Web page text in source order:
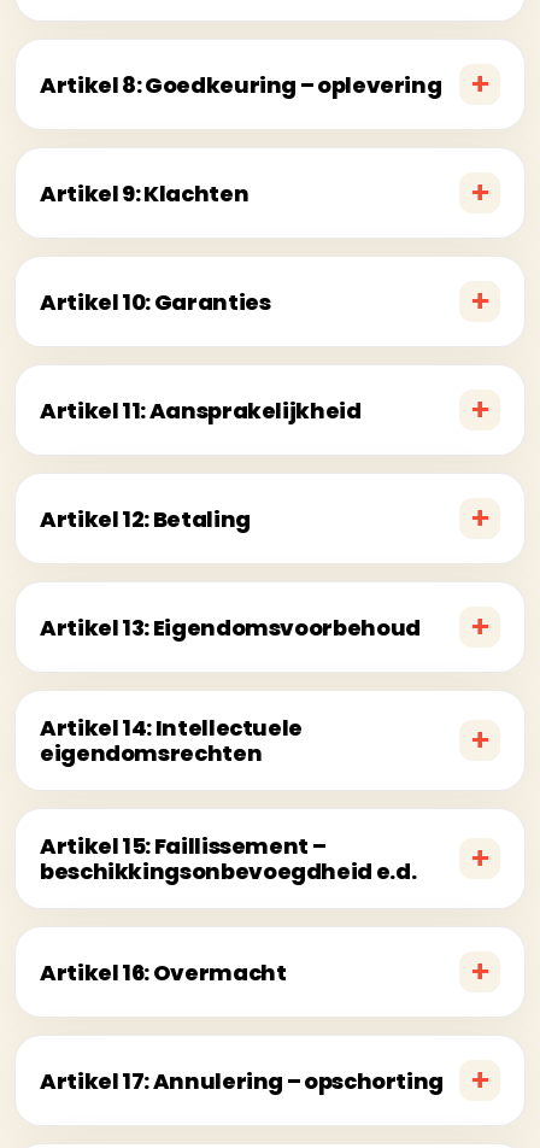
Artikel 8: Goedkeuring – oplevering
Artikel 9: Klachten
Artikel 10: Garanties
Artikel 11: Aansprakelijkheid
Artikel 12: Betaling
Artikel 13: Eigendomsvoorbehoud
Artikel 14: Intellectuele
eigendomsrechten
Artikel 15: Faillissement –
beschikkingsonbevoegdheid e.d.
Artikel 16: Overmacht
Artikel 17: Annulering – opschorting